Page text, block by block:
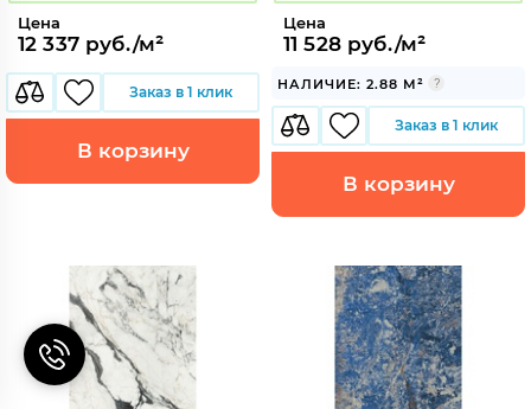
Цена
12 337 руб./м²
Заказ в 1 клик
В корзину
Цена
11 528 руб./м²
НАЛИЧИЕ: 2.88 М²
Заказ в 1 клик
В корзину